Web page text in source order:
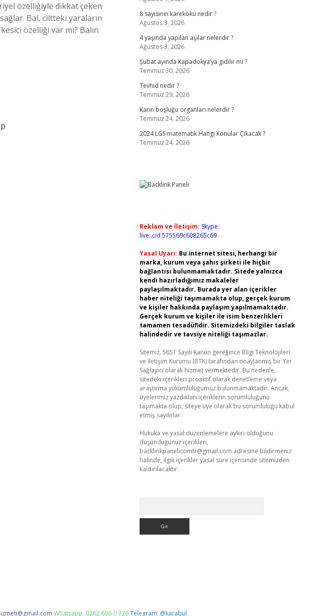
özelliğiyle dikkat çeken
Bal, ciltteki yaraların
özelliği var mı? Balın
8 sayısının karekökü nedir ?
Ağustos 3, 2026
4 yaşında yapılan aşılar nelerdir ?
Ağustos 3, 2026
Şubat ayında Kapadokya’ya gidilir mi ?
Temmuz 30, 2026
Tevhid nedir ?
Temmuz 29, 2026
Karın boşluğu organları nelerdir ?
Temmuz 24, 2026
2024 LGS matematik Hangi Konular Çıkacak ?
Temmuz 24, 2026
Reklam ve İletişim: Skype:
live:.cid.575569c608265c69
Yasal Uyarı: Bu internet sitesi, herhangi bir
marka, kurum veya şahıs şirketi ile hiçbir
bağlantısı bulunmamaktadır. Sitede yalnızca
kendi hazırladığımız makaleler
paylaşılmaktadır. Burada yer alan içerikler
haber niteliği taşımamakta olup, gerçek kurum
ve kişiler hakkında paylaşım yapılmamaktadır.
Gerçek kurum ve kişiler ile isim benzerlikleri
tamamen tesadüfidir. Sitemizdeki bilgiler taslak
halindedir ve tavsiye niteliği taşımazlar.
Sitemiz, 5651 Sayılı Kanun gereğince Bilgi Teknolojileri
ve İletişim Kurumu (BTK) tarafından onaylanmış bir Yer
Sağlayıcı olarak hizmet vermektedir. Bu nedenle,
sitedeki içerikleri proaktif olarak denetleme veya
araştırma yükümlülüğümüz bulunmamaktadır. Ancak,
üyelerimiz yazdıkları içeriklerin sorumluluğunu
taşımakta olup, siteye üye olarak bu sorumluluğu kabul
etmiş sayılırlar.
Hukuka ve yasal düzenlemelere aykırı olduğunu
düşündüğünüz içerikleri,
backlinkpanelicomtr@gmail.com adresine bildirmeniz
halinde, ilgili içerikler yasal süre içerisinde sitemizden
kaldırılacaktır.
Whatsapp: 0262 606 0 726Telegram: @karabul